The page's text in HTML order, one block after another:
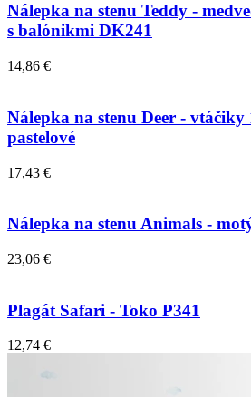
Nálepka na stenu Teddy -
s balónikmi DK241
14,86 €
Nálepka na stenu Deer - vtáčiky
pastelové
17,43 €
Nálepka na stenu Animals -
23,06 €
Plagát Safari - Toko P341
12,74 €